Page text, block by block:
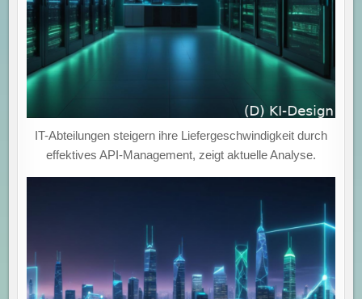
IT-Abteilungen steigern ihre Liefergeschwindigkeit durch
effektives API-Management, zeigt aktuelle Analyse.